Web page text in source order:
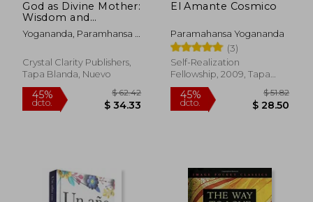
45%
dcto.
$ 40.55
$ 22.30
45%
dcto.
$
$
God as Divine Mother:
Wisdom and
Inspiration for Love
and Acceptance (en
Yogananda, Paramhansa ;
Crystal Clarity Publishers,
Tapa Blanda, Nuevo
El Amante Cosmico
Paramahansa Yogananda
(3)
Self-Realization
Fellowship, 2009, Tapa
Blanda, Nuevo